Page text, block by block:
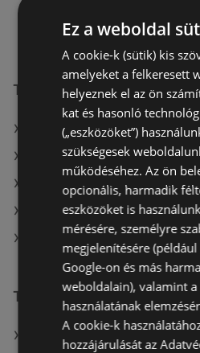
Tesco üzletek itt:
Tesco itt: Békéscsabai
Tesco itt: Makói
Tesco itt: Zirci
Tesco itt: Gödöllői
Tesco itt: Karcagi
További linkek
A(z) Tesco ajánlatai
Ez a weboldal
A cookie-k (sütik) kis
amelyeket a felkeresett
helyeznek el az ön
kat és hasonló
(„eszközöket”)
szükségesek
működéséhez. Az ön
opcionális, harmadik
eszközöket is
mérésére, személyre
megjelenítésére
Google-on és más
weboldalain), valamint
használatának
A cookie-k
hozzájárulását az